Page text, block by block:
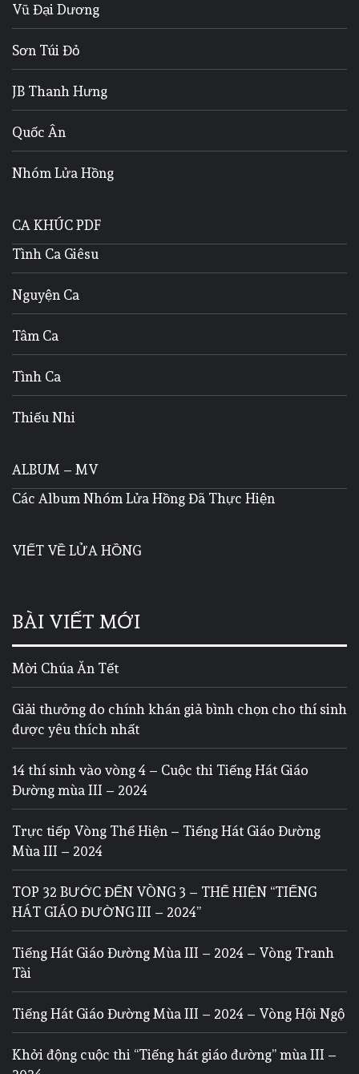
Vũ Đại Dương
Sơn Túi Đỏ
JB Thanh Hưng
Quốc Ân
Nhóm Lửa Hồng
CA KHÚC PDF
Tình Ca Giêsu
Nguyện Ca
Tâm Ca
Tình Ca
Thiếu Nhi
ALBUM – MV
Các Album Nhóm Lửa Hồng Đã Thực Hiện
VIẾT VỀ LỬA HỒNG
BÀI VIẾT MỚI
Mời Chúa Ăn Tết
Giải thưởng do chính khán giả bình chọn cho thí sinh
được yêu thích nhất
14 thí sinh vào vòng 4 – Cuộc thi Tiếng Hát Giáo
Đường mùa III – 2024
Trực tiếp Vòng Thể Hiện – Tiếng Hát Giáo Đường
Mùa III – 2024
TOP 32 BƯỚC ĐẾN VÒNG 3 – THỂ HIỆN “TIẾNG
HÁT GIÁO ĐƯỜNG III – 2024”
Tiếng Hát Giáo Đường Mùa III – 2024 – Vòng Tranh
Tài
Tiếng Hát Giáo Đường Mùa III – 2024 – Vòng Hội Ngộ
Khởi động cuộc thi “Tiếng hát giáo đường” mùa III –